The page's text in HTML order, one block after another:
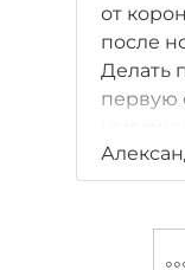
от
после
Делать
первую